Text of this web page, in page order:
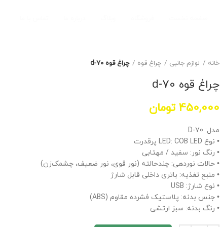
خانه لوازم جانبی چراغ قوه چراغ قوه d-70
چراغ قوه d-70
450,000 تومان
مدل: D-70
• نوع LED: COB LED پرقدرت
• رنگ نور: سفید / مهتابی
• حالات نوردهی: چندحالته (نور قوی، نور ضعیف، چشمک‌زن)
• منبع تغذیه: باتری داخلی قابل شارژ
• نوع شارژ: USB
• جنس بدنه: پلاستیک فشرده مقاوم (ABS)
• رنگ بدنه: سبز ارتشی